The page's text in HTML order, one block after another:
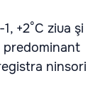
+2°C ziua şi
predominant
ninsori